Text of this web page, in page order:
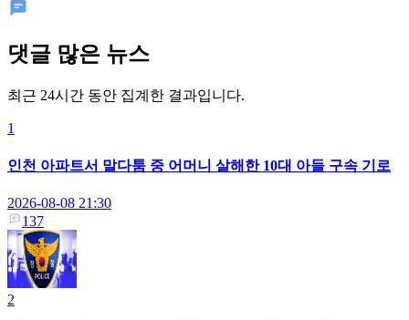
댓글 많은 뉴스
최근 24시간 동안 집계한 결과입니다.
1
인천 아파트서 말다툼 중 어머니 살해한 10대 아들 구속 기로
2026-08-08 21:30
137
2